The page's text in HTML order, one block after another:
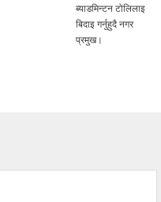
ब्याडमिन्टन टोलिलाइ
बिदाइ गर्नुहुदै नगर
प्रमुख।